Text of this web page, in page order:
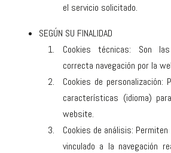
el servicio solicitado.
SEGÚN SU FINALIDAD
Cookies técnicas: Son
correcta navegación por la
Cookies de personalización:
características (idioma)
website.
Cookies de análisis:
vinculado a la navegación